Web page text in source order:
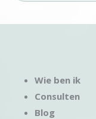
Wie ben ik
Consulten
Blog